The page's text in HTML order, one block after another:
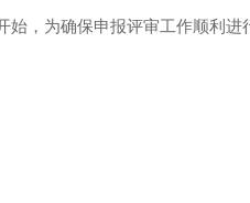
，为确保申报评审工作顺利进